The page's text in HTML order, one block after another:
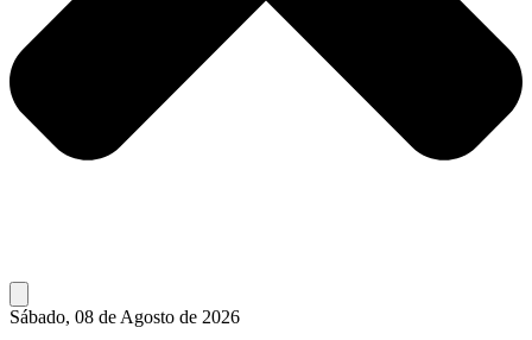
Sábado, 08 de Agosto de 2026